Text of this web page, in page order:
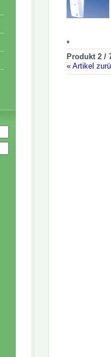
*
Produkt 2 /
« Artikel